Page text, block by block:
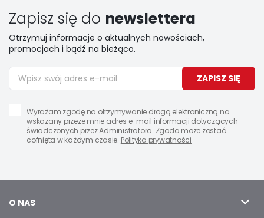
Zapisz się do newslettera
Otrzymuj informacje o aktualnych nowościach,
promocjach i bądź na bieżąco.
ZAPISZ SIĘ
Wyrażam zgodę na otrzymywanie drogą elektroniczną na
wskazany przeze mnie adres e-mail informacji dotyczących
świadczonych przez Administratora. Zgoda może zostać
cofnięta w każdym czasie. Polityka prywatności
O NAS